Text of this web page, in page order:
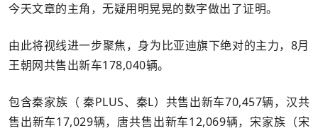
今天文章的主角，无疑用明晃晃的数字做出了证明。
由此将视线进一步聚焦，身为比亚迪旗下绝对的主力，8月
王朝网共售出新车178,040辆。
包含秦家族（ 秦PLUS、秦L）共售出新车70,457辆，汉共
售出新车17,029辆，唐共售出新车12,069辆，宋家族（宋